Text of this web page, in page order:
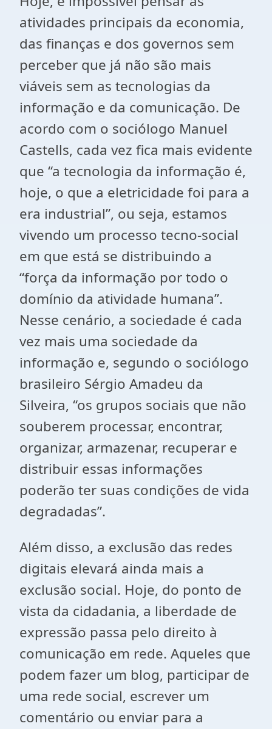
atividades principais da economia,
das finanças e dos governos sem
perceber que já não são mais
viáveis sem as tecnologias da
informação e da comunicação. De
acordo com o sociólogo Manuel
Castells, cada vez fica mais evidente
que “a tecnologia da informação é,
hoje, o que a eletricidade foi para a
era industrial”, ou seja, estamos
vivendo um processo tecno-social
em que está se distribuindo a
“força da informação por todo o
domínio da atividade humana”.
Nesse cenário, a sociedade é cada
vez mais uma sociedade da
informação e, segundo o sociólogo
brasileiro Sérgio Amadeu da
Silveira, “os grupos sociais que não
souberem processar, encontrar,
organizar, armazenar, recuperar e
distribuir essas informações
poderão ter suas condições de vida
degradadas”.
Além disso, a exclusão das redes
digitais elevará ainda mais a
exclusão social. Hoje, do ponto de
vista da cidadania, a liberdade de
expressão passa pelo direito à
comunicação em rede. Aqueles que
podem fazer um blog, participar de
uma rede social, escrever um
comentário ou enviar para a